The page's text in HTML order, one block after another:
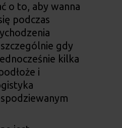
o to, aby wanna
podczas
gdy
kilka
i